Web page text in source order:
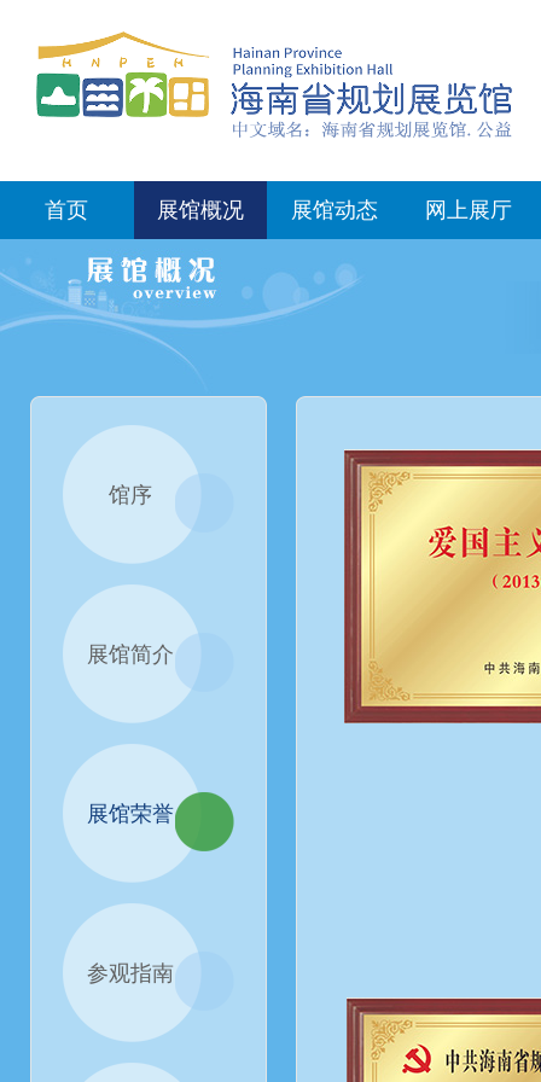
首页 展馆概况 展馆动态 网上展厅
馆序
展馆简介
展馆荣誉
参观指南